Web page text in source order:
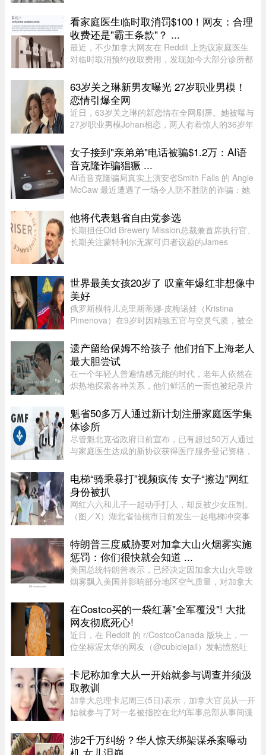
西捷航空周一在官网公布的薪酬资料，该公司机舱
服务员薪酬为每个「薪酬工时 ...
看家庭医生临时取消罚$100！网友：合理
收费还是"霸王条款"？ ...
最近，不少加拿大网友在 Reddit 上热议家庭医生
对临时取消预约收取费用，发现如今大部分诊所都
$60至$100之间。多名网友表示，这类收费政策其
实已经实行十年以上，$60 ...
63岁关之琳新男友曝光 27岁职业男模！
恋情引爆全网
近日，63岁关之琳的新恋情在全网刷屏。她被曝与
27岁职业男模Johan相恋，两人有着惊人的36岁年
认，作为当事人的关之琳却始终保持沉默，既不承
认也不否认，这份淡定态度， ...
女子接到"亲弟弟"电话被骗$1.2万：AI语
音克隆诈骗猖獗 ...
AI语音克隆骗局真实上演安省Smith Falls 的 Angie
McCaw 最近遭遇了一场令人防不胜防的诈骗：她
叫出了她弟弟的名字，连声音都几乎一模一
样。"电话那头听起来真的就是我 ...
他将代表魁省自由党参选
长期担任Old Brewery Mission总裁兼首席执行官、
长期关注蒙特利尔无家可归者议题的James
Charles Milliard预计将于今天周四下午 ...
世界最美女孩20岁了 叹童年爆红非想像中
美好
俄罗斯模特儿克里斯蒂娜·皮梅诺娃（Kristina
Pimenova）在9岁时因精致五官与空灵气质，被全
时尚圈。然而，爆红背后却伴随争议，她多次因拍
摄风格被质疑将未成年孩童 ...
遗产留给保姆不给孩子 他们拍下上海老人
最大胆尝试
在一个年轻人普遍情感无能的时代，老年人依然在
炽热地探索各种关系，他们鲜活的一面也被纪录片
配和情感纠纷片段，《前浪》系列在做的其实是激
发大众重新审视每个人都将 ...
魁省50多万人通过新计划注册家庭医学集
体诊所
尽管魁北克省政府日前宣布，已有超过50万人通过
与家庭医生达成的新协议获得医疗服务登记资格，
而只是被纳入某个家庭医学诊所（GMF）的集体管
理体系。 ...
电梯“骑乘暴打”视频疯传 女子“擦边”网红
身份被扒
网红六六和儿子一起动手打人，却反被少女压制。
（图／X）湖北省仙桃市日前发生一起电梯冲突事
少女催促，心生不满竟先动手攻击，更教唆儿
子“帮我打她”。不料，她反遭 ...
特朗普三度威胁要对加拿大山火烟雾实施
惩罚：你们很快就会知道 ...
美国总统特朗普表示，已经决定因加拿大山火导致
烟雾飘入美国并影响部分地区空气质量，对加拿大
期里，特朗普第三次就此事对加拿大发出威胁。周
日晚间，特朗普在“空 ...
在Costco买的一袋红薯"全军覆没"! 大批
网友彻底死心!
近日，在 Reddit 的 r/CostcoCanada 版块上，一
位坐标渥太华的网友（@cubiclejail）发帖愤怒吐
数百位加拿大网友的激烈共鸣与讨论。这原本只是
一句日常的抱怨，却意外演 ...
卡尼称加拿大从一开始就参与调查并须汲
取教训
加拿大总理卡尼周三(5日)表示，加拿大官员从一开
始就参与了对一名被指控在北约军事总部从事间谍
道，卡尼表示加拿大应该从这类事件中汲取教训，
但并未明确表示加拿大正在 ...
涉2千万纠纷？华人惊天绑架谋杀案曝动